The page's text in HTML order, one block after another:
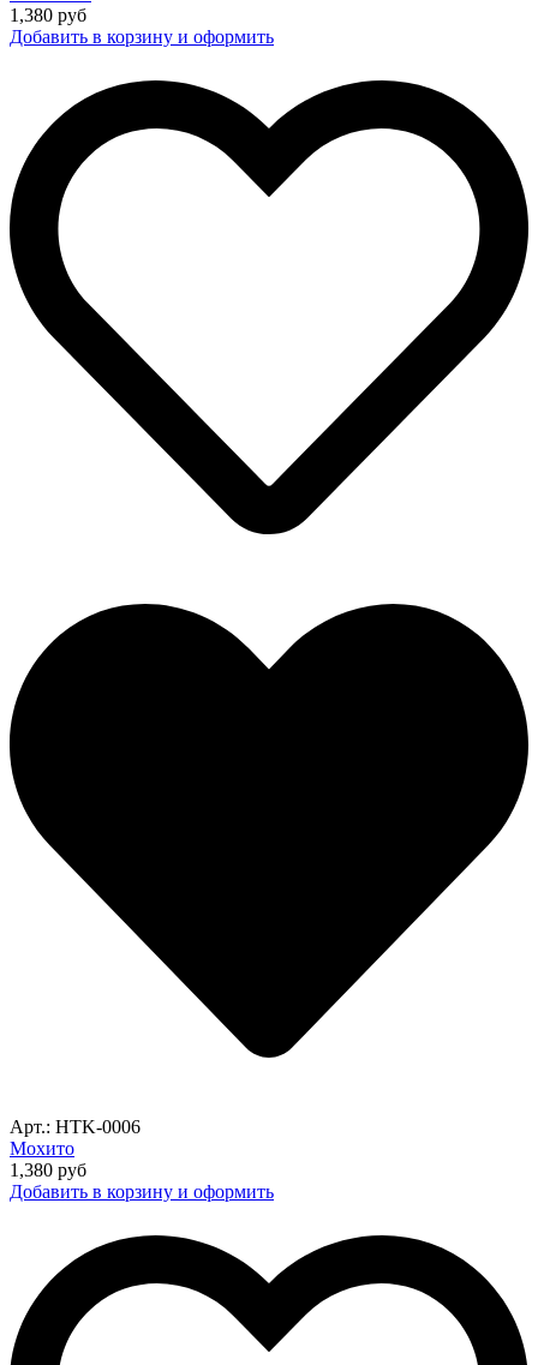
1,380 руб
Добавить в корзину и оформить
Арт.: HTK-0006
Мохито
1,380 руб
Добавить в корзину и оформить